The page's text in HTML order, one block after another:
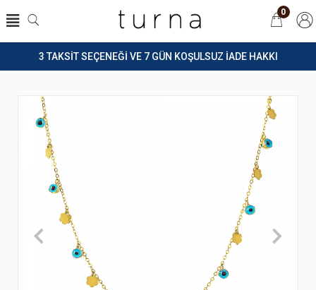
3 TAKSİT SEÇENEĞİ VE 7 GÜN KOŞULSUZ İADE HAKKI
0